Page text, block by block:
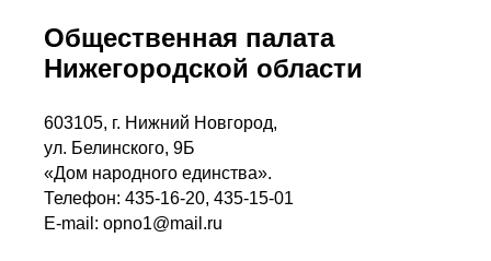
Общественная палата
Нижегородской области
603105, г. Нижний Новгород,
ул. Белинского, 9Б
«Дом народного единства».
Телефон: 435-16-20, 435-15-01
E-mail: opno1@mail.ru